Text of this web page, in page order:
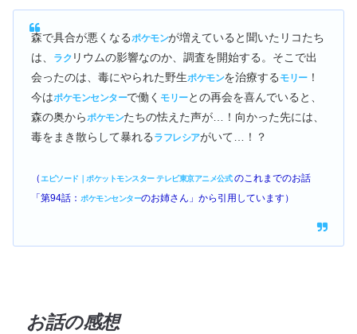
森で具合が悪くなるポケモンが増えていると聞いたリコたち
は、
ラク リウムの影響なのか、調査を開始する。そこで出
会ったのは、毒にやられた野生ポケモンを治療する モリー！
今はポケモンセンターで働く モリーとの再会を喜んでいると、
森の奥からポケモンたちの怯えた声が…！向かった先には、
毒をまき散らして暴れる ラフレシアがいて…！？
（ エピソード｜ポケットモンスター テレビ東京アニメ公式のこれまでのお話
「第94話： ポケモンセンターのお姉さん」から引用しています）
お話の感想